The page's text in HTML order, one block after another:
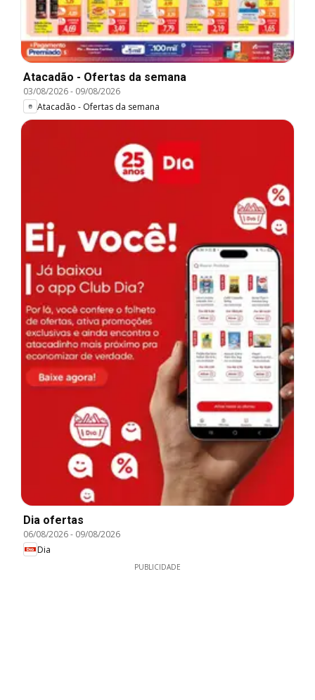
Atacadão - Ofertas da semana
03/08/2026- 09/08/2026
Atacadão - Ofertas da semana
Dia ofertas
06/08/2026- 09/08/2026
Dia
PUBLICIDADE